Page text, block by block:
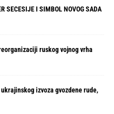
SECESIJE I SIMBOL NOVOG SADA
ruskog vojnog vrha
izvoza gvozdene rude,